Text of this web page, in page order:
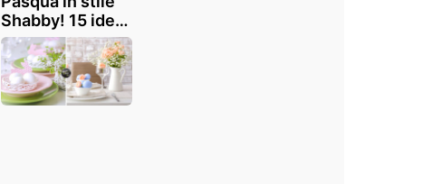
Shabby! 15 idee
per ispirarsi